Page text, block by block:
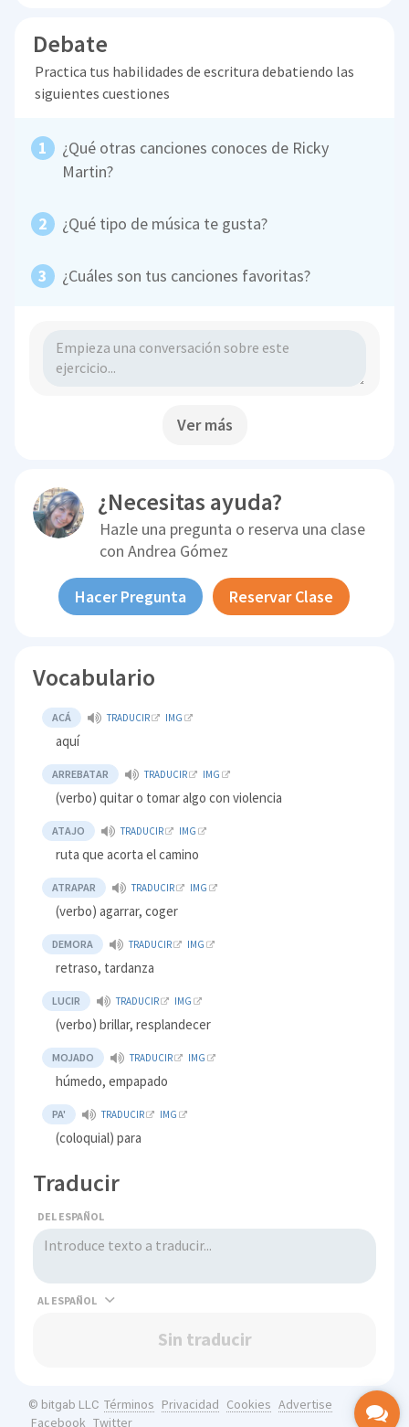
Debate
Practica tus habilidades de escritura debatiendo las
siguientes cuestiones
¿Qué otras canciones conoces de Ricky
Martin?
¿Qué tipo de música te gusta?
¿Cuáles son tus canciones favoritas?
Ver más
¿Necesitas ayuda?
Hazle una pregunta o reserva una clase
conAndrea Gómez
Hacer Pregunta Reservar Clase
Vocabulario
ACÁ TRADUCIR IMG
aquí
ARREBATAR TRADUCIR IMG
(verbo) quitar o tomar algo con violencia
ATAJO TRADUCIR IMG
ruta que acorta el camino
ATRAPAR TRADUCIR IMG
(verbo) agarrar, coger
DEMORA TRADUCIR IMG
retraso, tardanza
LUCIR TRADUCIR IMG
(verbo) brillar, resplandecer
MOJADO TRADUCIR IMG
húmedo, empapado
PA' TRADUCIR IMG
(coloquial) para
Traducir
DEL ESPAÑOL
AL
Sin traducir
© bitgab LLC Términos Privacidad Cookies Advertise
Facebook Twitter